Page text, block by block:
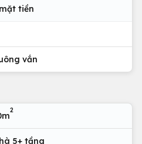
tiền
vắn
2
5+ tầng